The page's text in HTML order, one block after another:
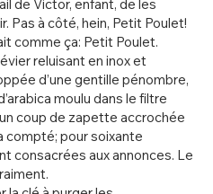
de Victor, enfant, de les
Pas à côté, hein, Petit Poulet!
comme ça: Petit Poulet.
reluisant en inox et
d’une gentille pénombre,
moulu dans le filtre
coup de zapette accrochée
compté; pour soixante
consacrées aux annonces. Le